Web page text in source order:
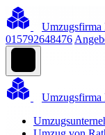
015792648476